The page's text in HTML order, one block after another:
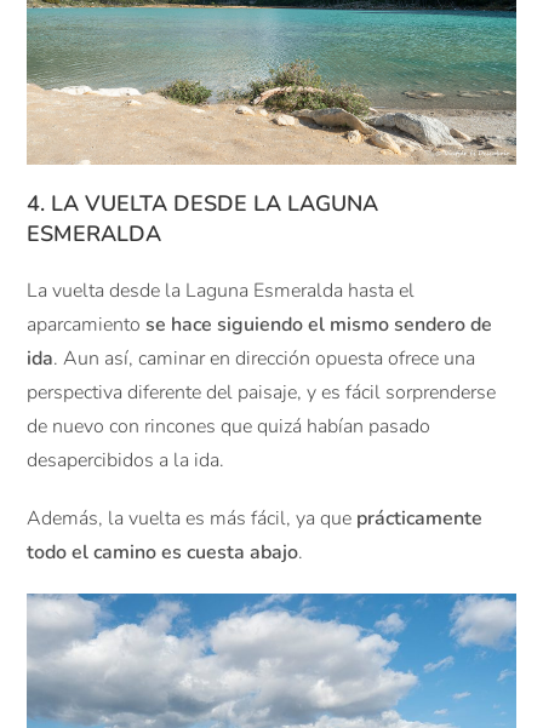
4. LA VUELTA DESDE LA LAGUNA
ESMERALDA
La vuelta desde la Laguna Esmeralda hasta el
aparcamientose hace siguiendo el mismo sendero de
ida. Aun así, caminar en dirección opuesta ofrece una
perspectiva diferente del paisaje, y es fácil sorprenderse
de nuevo con rincones que quizá habían pasado
desapercibidos a la ida.
Además, la vuelta es más fácil, ya que prácticamente
todo el camino es cuesta abajo.